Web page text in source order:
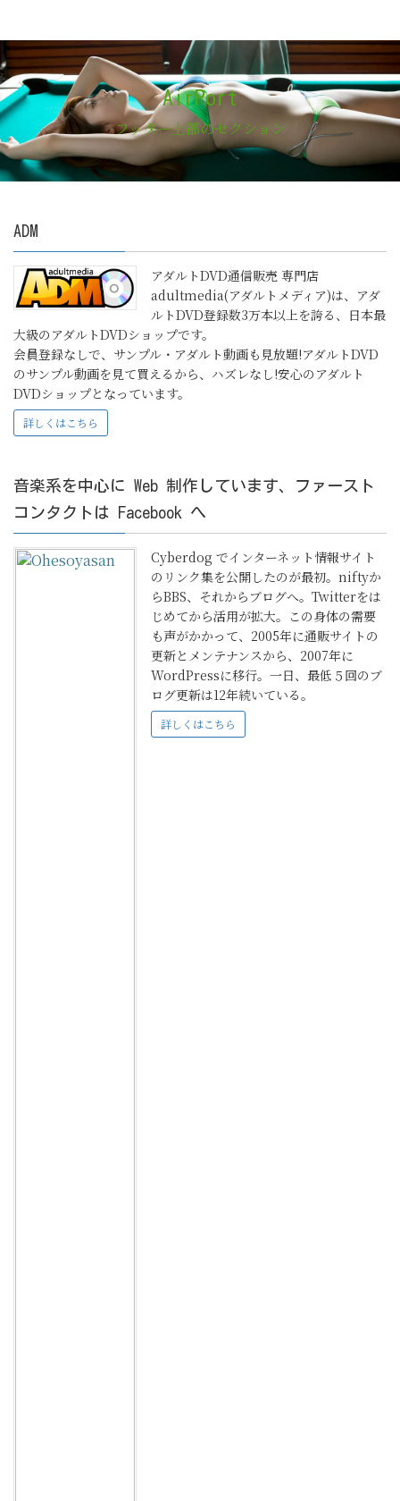
AirPort
フッター上部のセクション
ADM
アダルトDVD通信販売 専門店
adultmedia(アダルトメディア)は、アダ
ルトDVD登録数3万本以上を誇る、日本最
大級のアダルトDVDショップです。
会員登録なしで、サンプル・アダルト動画も見放題!アダルトDVD
のサンプル動画を見て買えるから、ハズレなし!安心のアダルト
DVDショップとなっています。
詳しくはこちら
音楽系を中心に Web 制作しています、ファースト
コンタクトは Facebook へ
Cyberdog でインターネット情報サイト
のリンク集を公開したのが最初。niftyか
らBBS、それからブログへ。Twitterをは
じめてから活用が拡大。この身体の需要
も声がかかって、2005年に通販サイトの
更新とメンテナンスから、2007年に
WordPressに移行。一日、最低５回のブ
ログ更新は12年続いている。
詳しくはこちら